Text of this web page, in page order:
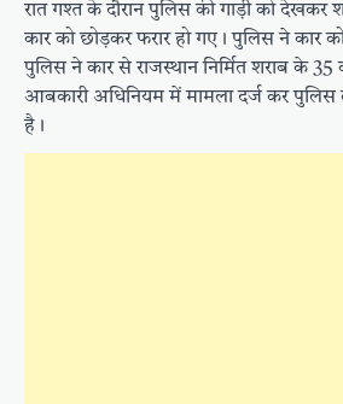
रात गश्त के दौरान पुलिस की गाड़ी को देखकर
कार को छोड़कर फरार हो गए। पुलिस ने कार
पुलिस ने कार से राजस्थान निर्मित शराब के 35
आबकारी अधिनियम में मामला दर्ज कर पुलिस
है।